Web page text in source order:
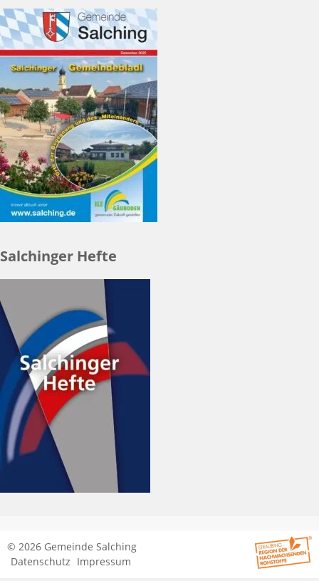
Salchinger Hefte
© 2026 Gemeinde Salching
Datenschutz Impressum